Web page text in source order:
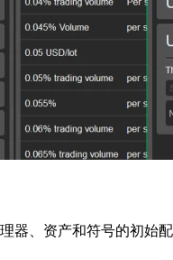
器、资产和符号的初始配